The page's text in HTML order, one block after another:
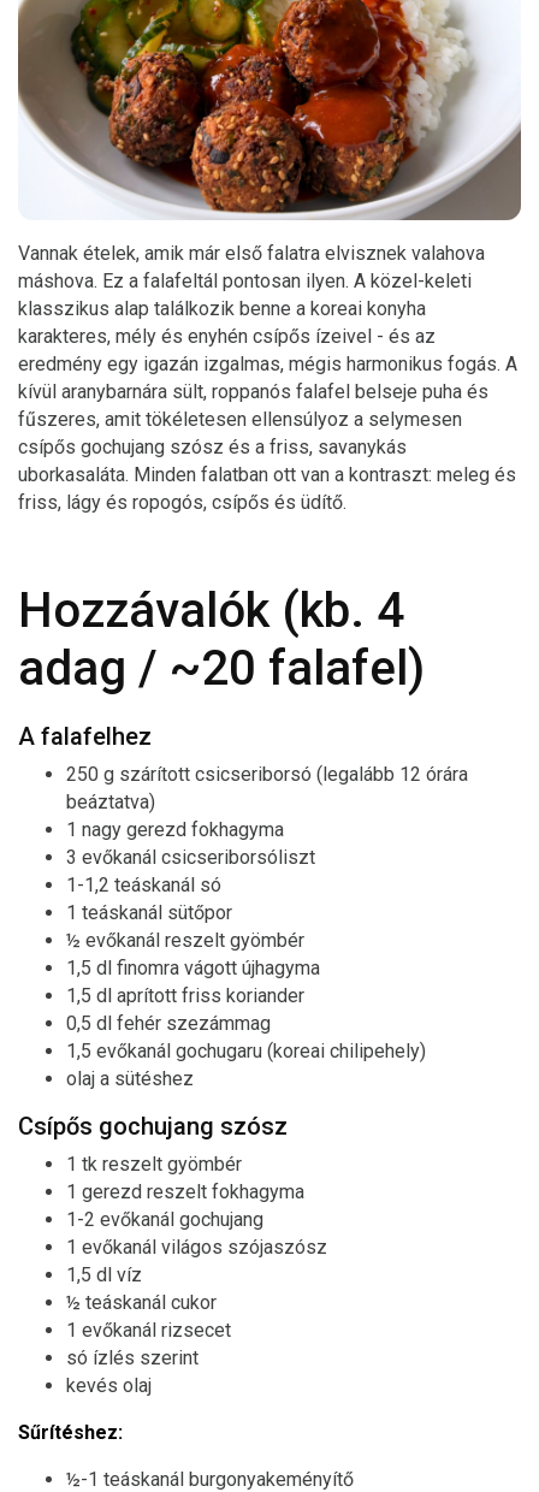
Vannak ételek, amik már első falatra elvisznek valahova
máshova. Ez a falafeltál pontosan ilyen. A közel-keleti
klasszikus alap találkozik benne a koreai konyha
karakteres, mély és enyhén csípős ízeivel - és az
eredmény egy igazán izgalmas, mégis harmonikus fogás. A
kívül aranybarnára sült, roppanós falafel belseje puha és
fűszeres, amit tökéletesen ellensúlyoz a selymesen
csípős gochujang szósz és a friss, savanykás
uborkasaláta. Minden falatban ott van a kontraszt: meleg és
friss, lágy és ropogós, csípős és üdítő.
Hozzávalók (kb. 4
adag / ~20 falafel)
A falafelhez
250 g szárított csicseriborsó (legalább 12 órára
beáztatva)
1 nagy gerezd fokhagyma
3 evőkanál csicseriborsóliszt
1-1,2 teáskanál só
1 teáskanál sütőpor
½ evőkanál reszelt gyömbér
1,5 dl finomra vágott újhagyma
1,5 dl aprított friss koriander
0,5 dl fehér szezámmag
1,5 evőkanál gochugaru (koreai chilipehely)
olaj a sütéshez
Csípős gochujang szósz
1 tk reszelt gyömbér
1 gerezd reszelt fokhagyma
1-2 evőkanál gochujang
1 evőkanál világos szójaszósz
1,5 dl víz
½ teáskanál cukor
1 evőkanál rizsecet
só ízlés szerint
kevés olaj
Sűrítéshez:
½-1 teáskanál burgonyakeményítő